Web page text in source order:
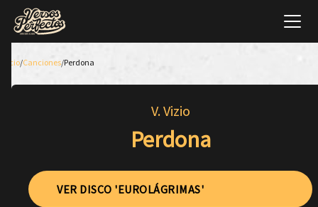
Inicio/Canciones/Perdona
V. Vizio
Perdona
VER DISCO 'EUROLÁGRIMAS'